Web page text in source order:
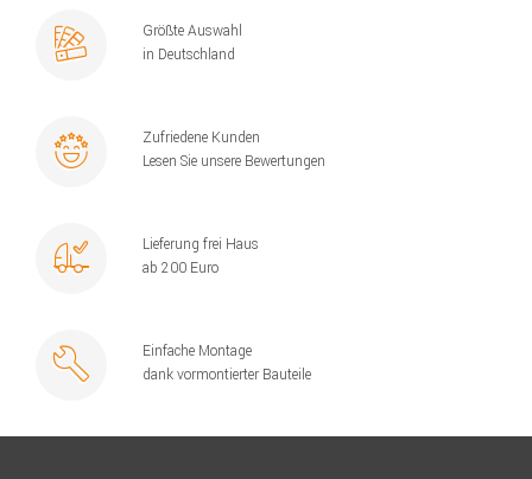
Größte Auswahl
in Deutschland
Zufriedene Kunden
Lesen Sie unsere Bewertungen
Lieferung frei Haus
ab 200 Euro
Einfache Montage
dank vormontierter Bauteile